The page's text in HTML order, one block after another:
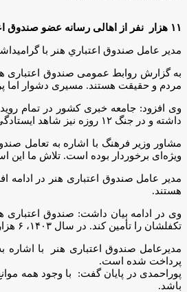
۱۱ هزار نفر از اهالی رسانه عضو صندوق اعتباری هنر هستند
مدير عامل صندوق اعتباري هنر با گراميداشت روز خبرنگار گفت: ۱۱ هزار نفر از فعالان
به گزارش روابط عمومی صندوق اعتباری
مردم و حقیقت هستند. مسیری دشوار اما
وی افزود: جامعه خبری کشور در تمام
داشته و در جنگ ۱۲ روزه نیز شاهد ایستادگی، درایت و درخشش خبرنگاران در جبهه آگاهی‌بخشی بودیم؛ آنان با شجاعت، پیام همبستگی مردم ایران را به جهان منعکس کردند.
مشاور وزیر فرهنگ با اشاره به تعامل
ویژه‌ای برخوردار بوده است. تلاش ما این
هستند.
وی در ادامه بیان داشت: صندوق اعتباری
تکفلشان را تأمین کند. در سال ۱۴۰۳، ۶ هزار و ۵۰۰ نفر از فعالان حوزه رسانه و افراد تحت تکفل، تحت پوشش بیمه درمان تکمیلی این صندوق قرار گرفتند.
پرداخت شده است.
پوراحمدی در پایان گفت: با وجود همه
باشد.